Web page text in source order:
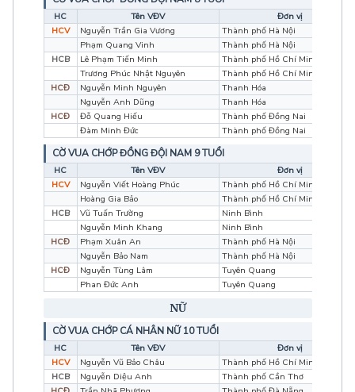
HC Tên VĐV
Đơn vị
HCV
Nguyễn Trần Gia Vương
Thành phố Hà Nội
Phạm Quang Vinh
Thành phố Hà Nội
HCB
Lê Phạm Tiến Minh
Thành phố Hồ Chí Minh
Trương Phúc Nhật Nguyên
Thành phố Hồ Chí Minh
HCĐ
Nguyễn Minh Nguyên
Thanh Hóa
Nguyễn Anh Dũng
Thanh Hóa
HCĐ
Đỗ Quang Hiếu
Thành phố Đồng Nai
Đàm Minh Đức
Thành phố Đồng Nai
CỜ VUA CHỚP ĐỒNG ĐỘI NAM 9 TUỔI
HC Tên VĐV
Đơn vị
HCV
Nguyễn Viết Hoàng Phúc
Thành phố Hồ Chí Minh
Hoàng Gia Bảo
Thành phố Hồ Chí Minh
HCB
Vũ Tuấn Trường
Ninh Bình
Nguyễn Minh Khang
Ninh Bình
HCĐ
Phạm Xuân An
Thành phố Hà Nội
Nguyễn Bảo Nam
Thành phố Hà Nội
HCĐ
Nguyễn Tùng Lâm
Tuyên Quang
Phan Đức Anh
Tuyên Quang
NỮ
CỜ VUA CHỚP CÁ NHÂN NỮ 10 TUỔI
HC Tên VĐV
Đơn vị
HCV
Nguyễn Vũ Bảo Châu
Thành phố Hồ Chí Minh
HCB
Nguyễn Diệu Anh
Thành phố Cần Thơ